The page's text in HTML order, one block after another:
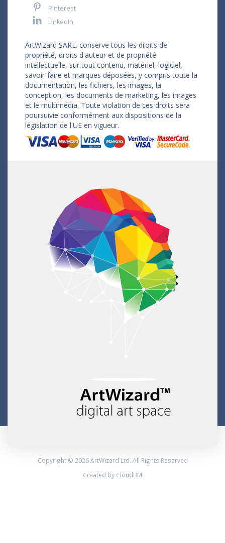
Pinterest
LinkedIn
ArtWizard SARL. conserve tous les droits de
propriété, droits d'auteur et de propriété
intellectuelle, sur tout contenu, matériel, logiciel,
savoir-faire et marques déposées, y compris toute la
documentation, les fichiers, les images, la
conception, les documents de marketing, les images
et le multimédia. Toute violation de ces droits sera
poursuivie conformément aux dispositions de la
législation de l'UE en vigueur.
Copyright © 2026 ArtWizard Ltd. All Rights Reserved
Created by CloudBM